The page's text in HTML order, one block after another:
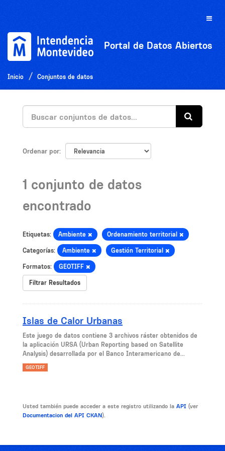
Toggle
Portal de Datos Abiertos
Inicio Conjuntos de datos
Ordenar por
1 conjunto de datos
encontrado
Etiquetas: Ambiente Ordenamiento territorial
Categorías: Ambiente Gestión Territorial
Formatos: GEOTIFF
Filtrar Resultados
Islas de Calor Urbanas
Este juego de datos contiene 3 archivos ráster obtenidos de
la aplicación URSA (Urban Reporting based on Satellite
Analysis) desarrollada por el Banco Interamericano de...
GEOTIFF
Usted también puede acceder a este registro utilizando la API (ver
Documentacion del API CKAN).